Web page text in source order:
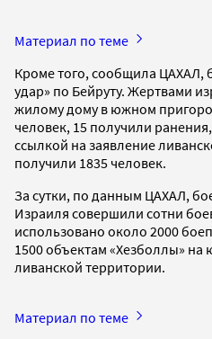
Материал по теме
Кроме того, сообщила ЦАХАЛ,
удар» по Бейруту. Жертвами
жилому дому в южном
человек, 15 получили ранения,
ссылкой на заявление
получили 1835 человек.
За сутки, по данным ЦАХАЛ,
Израиля совершили сотни
использовано около 2000
1500 объектам «Хезболлы» на
ливанской территории.
Материал по теме